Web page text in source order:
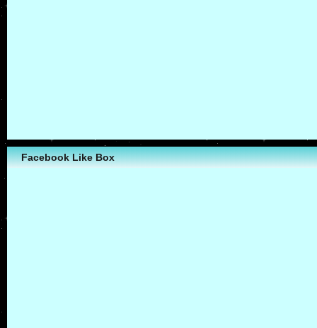
Facebook Like Box